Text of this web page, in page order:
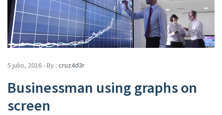
5 julio, 2016 - By : cruz4d3r
Businessman using graphs on
screen